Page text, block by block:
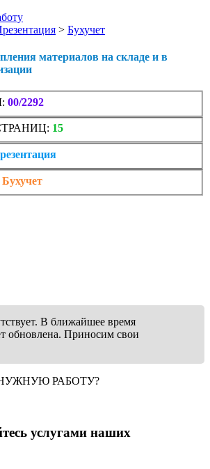
> Бухучет
материалов на складе и в
00/2292
15
Бухучет
В ближайшее время
обновлена. Приносим свои
РАБОТУ?
услугами наших